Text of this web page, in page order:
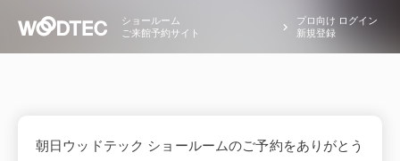
ショールーム
ご来館予約サイト
プロ向け ログイン
新規登録
朝日ウッドテック ショールームのご予約をありがとう